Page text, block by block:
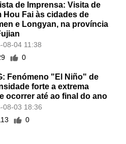
de Imprensa: Visita de
Hou Fai às cidades de
e Longyan, na província
08-04 11:38
0
Fenómeno "El Niño" de
forte a extrema
ocorrer até ao final do ano
08-03 18:36
0